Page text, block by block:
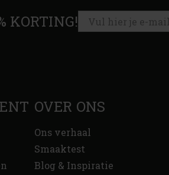
KORTING!
OVER ONS
Ons verhaal
Smaaktest
Blog & Inspiratie